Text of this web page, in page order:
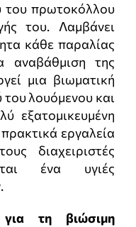
του πρωτοκόλλου
του. Λαμβάνει
κάθε παραλίας
αναβάθμιση της
μια βιωματική
λουόμενου και
εξατομικευμένη
εργαλεία
διαχειριστές
ένα υγιές
τη βιώσιμη